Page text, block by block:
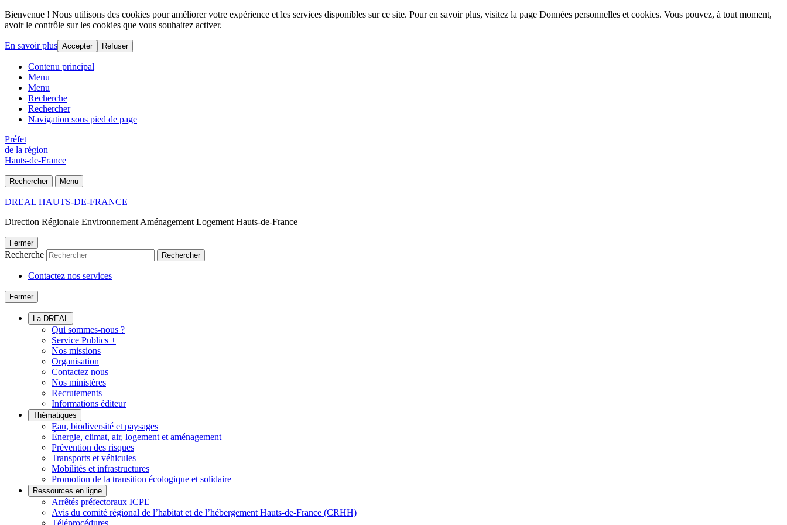
Bienvenue ! Nous utilisons des cookies pour améliorer votre expérience et les services disponibles sur ce site. Pour en savoir plus, visitez la page Données personnelles et cookies. Vous pouvez, à tout moment,
avoir le contrôle sur les cookies que vous souhaitez activer.
En savoir plus Accepter Refuser
Contenu principal
Menu
Menu
Recherche
Rechercher
Navigation sous pied de page
Préfet
de la région
Hauts-de-France
Rechercher Menu
DREAL HAUTS-DE-FRANCE
Direction Régionale Environnement Aménagement Logement Hauts-de-France
Fermer
Recherche Rechercher
Contactez nos services
Fermer
La DREAL
Qui sommes-nous ?
Service Publics +
Nos missions
Organisation
Contactez nous
Nos ministères
Recrutements
Informations éditeur
Thématiques
Eau, biodiversité et paysages
Énergie, climat, air, logement et aménagement
Prévention des risques
Transports et véhicules
Mobilités et infrastructures
Promotion de la transition écologique et solidaire
Ressources en ligne
Arrêtés préfectoraux ICPE
Avis du comité régional de l’habitat et de l’hébergement Hauts-de-France (CRHH)
Téléprocédures